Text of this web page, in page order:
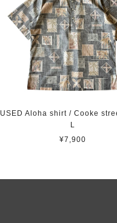
USED Aloha shirt / Cooke
L
¥7,900